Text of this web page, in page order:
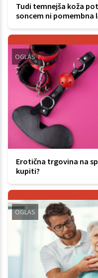
Tudi temnejša koža
soncem ni pomembna
OGLAS
Erotična trgovina na
kupiti?
OGLAS